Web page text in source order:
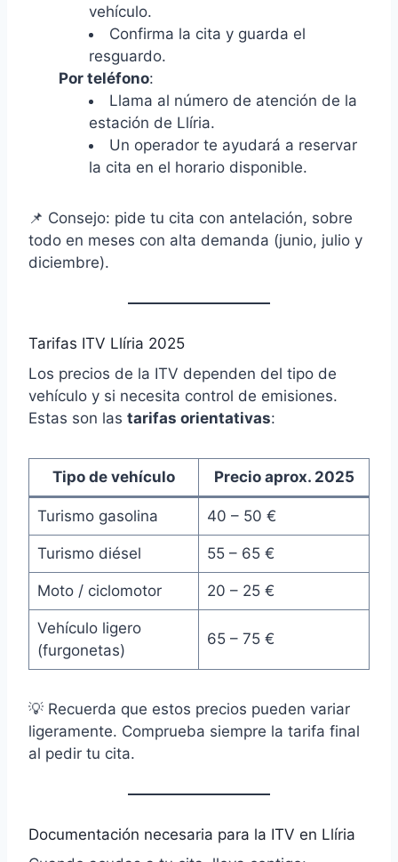
vehículo.
Confirma la cita y guarda el
resguardo.
Por teléfono:
Llama al número de atención de la
estación de Llíria.
Un operador te ayudará a reservar
la cita en el horario disponible.
📌 Consejo: pide tu cita con antelación, sobre
todo en meses con alta demanda (junio, julio y
diciembre).
Tarifas ITV Llíria 2025
Los precios de la ITV dependen del tipo de
vehículo y si necesita control de emisiones.
Estas son las tarifas orientativas:
Tipo de vehículo Precio aprox. 2025
Turismo gasolina 40 – 50 €
Turismo diésel 55 – 65 €
Moto / ciclomotor 20 – 25 €
Vehículo ligero
(furgonetas)
65 – 75 €
💡 Recuerda que estos precios pueden variar
ligeramente. Comprueba siempre la tarifa final
al pedir tu cita.
Documentación necesaria para la ITV en Llíria